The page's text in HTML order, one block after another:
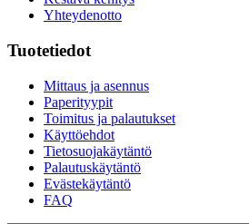
Yhteydenotto
Tuotetiedot
Mittaus ja asennus
Paperityypit
Toimitus ja palautukset
Käyttöehdot
Tietosuojakäytäntö
Palautuskäytäntö
Evästekäytäntö
FAQ